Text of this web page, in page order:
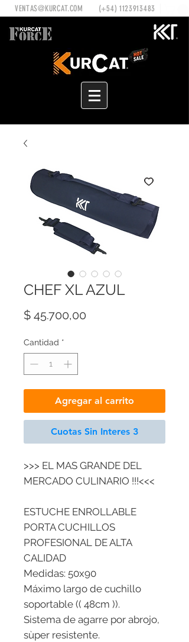
VENTAS@KURCAT.COM (+54) 1123913483
CHEF XL AZUL
$ 45.700,00
Cantidad *
Agregar al carrito
Cuotas Sin Interes 3
>>> EL MAS GRANDE DEL
MERCADO CULINARIO !!!<<<
ESTUCHE ENROLLABLE
PORTA CUCHILLOS
PROFESIONAL DE ALTA
CALIDAD
Medidas: 50x90
Máximo largo de cuchillo
soportable (( 48cm )).
Sistema de agarre por abrojo,
sùper resistente.